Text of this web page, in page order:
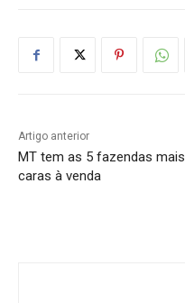
Artigo anterior
MT tem as 5 fazendas mais
caras à venda